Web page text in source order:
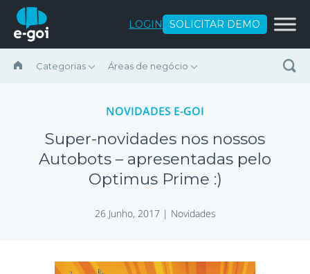
Ir para o conteúdo
LOGIN SOLICITAR DEMO
Categorias Áreas de negócio
NOVIDADES E-GOI
Super-novidades nos nossos
Autobots – apresentadas pelo
Optimus Prime :)
26 Junho, 2017 | Novidades